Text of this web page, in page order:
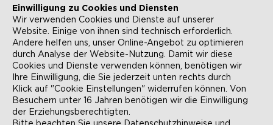
NEWSLETTER KONTAKT
ANFAHRT BARRIEREFREIHEIT
SUCHE AGB
DATENSCHUTZ
Einwilligung zu Cookies und Diensten
Wir verwenden Cookies und Dienste auf unserer
Website. Einige von ihnen sind technisch erforderlich.
Andere helfen uns, unser Online-Angebot zu optimieren
durch Analyse der Website-Nutzung. Damit wir diese
Cookies und Dienste verwenden können, benötigen wir
Ihre Einwilligung, die Sie jederzeit unten rechts durch
Klick auf "Cookie Einstellungen" widerrufen können. Von
Besuchern unter 16 Jahren benötigen wir die Einwilligung
der Erziehungsberechtigten.